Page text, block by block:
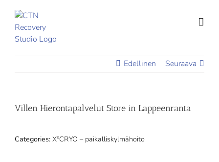
content
Edellinen Seuraava
Villen Hierontapalvelut Store in Lappeenranta
Categories: X°CRYO – paikalliskylmähoito